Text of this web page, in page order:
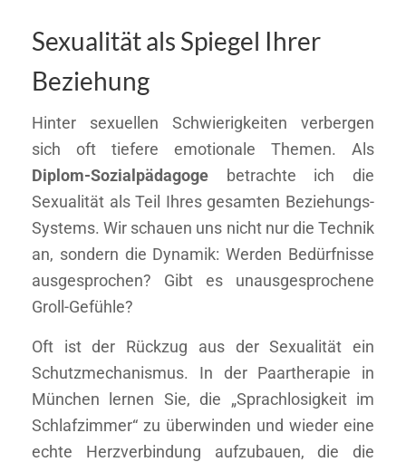
Sexualität als Spiegel Ihrer
Beziehung
Hinter sexuellen Schwierigkeiten verbergen
sich oft tiefere emotionale Themen. Als
Diplom-Sozialpädagoge betrachte ich die
Sexualität als Teil Ihres gesamten Beziehungs-
Systems. Wir schauen uns nicht nur die Technik
an, sondern die Dynamik: Werden Bedürfnisse
ausgesprochen? Gibt es unausgesprochene
Groll-Gefühle?
Oft ist der Rückzug aus der Sexualität ein
Schutzmechanismus. In der Paartherapie in
München lernen Sie, die „Sprachlosigkeit im
Schlafzimmer“ zu überwinden und wieder eine
echte Herzverbindung aufzubauen, die die